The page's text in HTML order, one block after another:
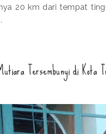
20 km dari tempat
Tersembunyi di Kota